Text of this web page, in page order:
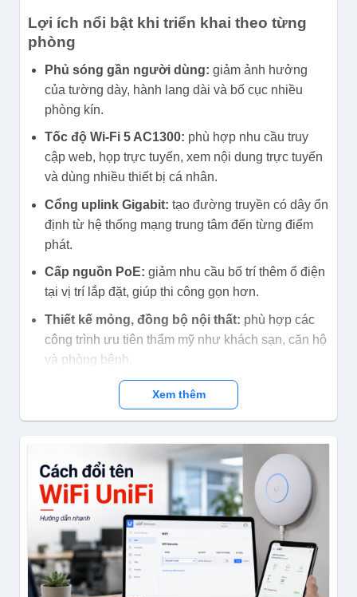
Lợi ích nổi bật khi triển khai theo từng
phòng
Phủ sóng gần người dùng: giảm ảnh hưởng
của tường dày, hành lang dài và bố cục nhiều
phòng kín.
Tốc độ Wi-Fi 5 AC1300: phù hợp nhu cầu truy
cập web, họp trực tuyến, xem nội dung trực tuyến
và dùng nhiều thiết bị cá nhân.
Cổng uplink Gigabit: tạo đường truyền có dây ổn
định từ hệ thống mạng trung tâm đến từng điểm
phát.
Cấp nguồn PoE: giảm nhu cầu bố trí thêm ổ điện
tại vị trí lắp đặt, giúp thi công gọn hơn.
Thiết kế mỏng, đồng bộ nội thất: phù hợp các
công trình ưu tiên thẩm mỹ như khách sạn, căn hộ
và phòng bệnh.
Dễ quản lý số lượng lớn: hỗ trợ quản lý qua
Aolynk UR gateway và khả năng mạng tự tổ chức.
Thiết kế wall-plate phù hợp công trình
nhiều phòng
UAP512G-AC13 sử dụng kích thước mặt chuẩn 86
mm, phù hợp với nhiều hộp âm tường phổ biến.
Thiết kế này giúp kỹ thuật viên tận dụng vị trí cáp
mạng đã chờ sẵn, hạn chế kéo dây nổi và giảm cảm
giác cồng kềnh trong phòng. Với phần mặt ngoài
mỏng khoảng 7,9 mm, thiết bị ít chiếm không gian và
Xem thêm